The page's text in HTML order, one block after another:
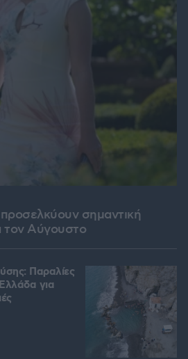
σημαντική
τον Αύγουστο
Παραλίες
για